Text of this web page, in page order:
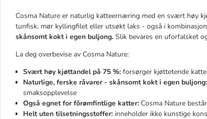
Cosma Nature er naturlig katteernæring med en svært høy
tunfisk, mør kyllingfilet eller utsøkt laks - også i
skånsomt kokt i egen buljong. Slik bevares en uforfalsket
La deg overbevise av Cosma Nature:
Svært høy kjøttandel på 75 %: forsørger kjøttetende
Naturlige, ferske råvarer - skånsomt kokt i egen buljong:
smaksopplevelse
Også egnet for fôrømfintlige katter: Cosma Nature
Helt uten tilsetningsstoffer: inneholder ikke kunstige